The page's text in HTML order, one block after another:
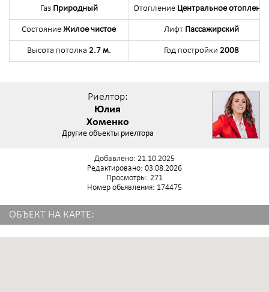
Газ Природный Отопление Центральное отопление
Состояние Жилое чистое Лифт Пассажирский
Высота потолка 2.7 м. Год постройки 2008
Риелтор:
Юлия
Хоменко
Другие объекты риелтора
Добавлено: 21.10.2025
Редактировано: 03.08.2026
Просмотры: 271
Номер обьявления: 174475
ОБЪЕКТ НА КАРТЕ: